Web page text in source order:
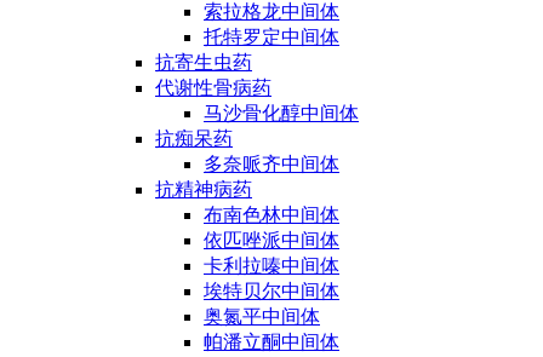
索拉格龙中间体
托特罗定中间体
抗寄生虫药
代谢性骨病药
马沙骨化醇中间体
抗痴呆药
多奈哌齐中间体
抗精神病药
布南色林中间体
依匹唑派中间体
卡利拉嗪中间体
埃特贝尔中间体
奥氮平中间体
帕潘立酮中间体